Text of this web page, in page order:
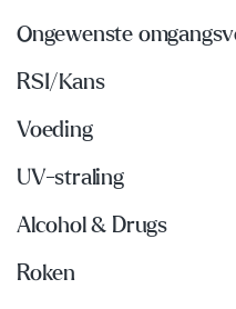
Ongewenste
RSI/Kans
Voeding
UV-straling
Alcohol & Drugs
Roken